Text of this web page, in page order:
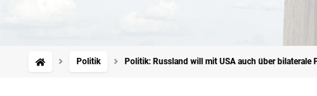
Politik Politik: Russland will mit USA auch über bilaterale